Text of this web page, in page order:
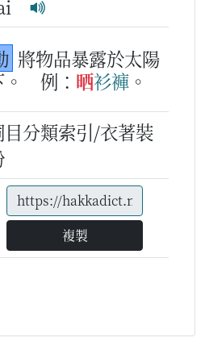
將物品暴露於太陽
例： 晒衫褲 。
目分類索引/衣著裝
複製